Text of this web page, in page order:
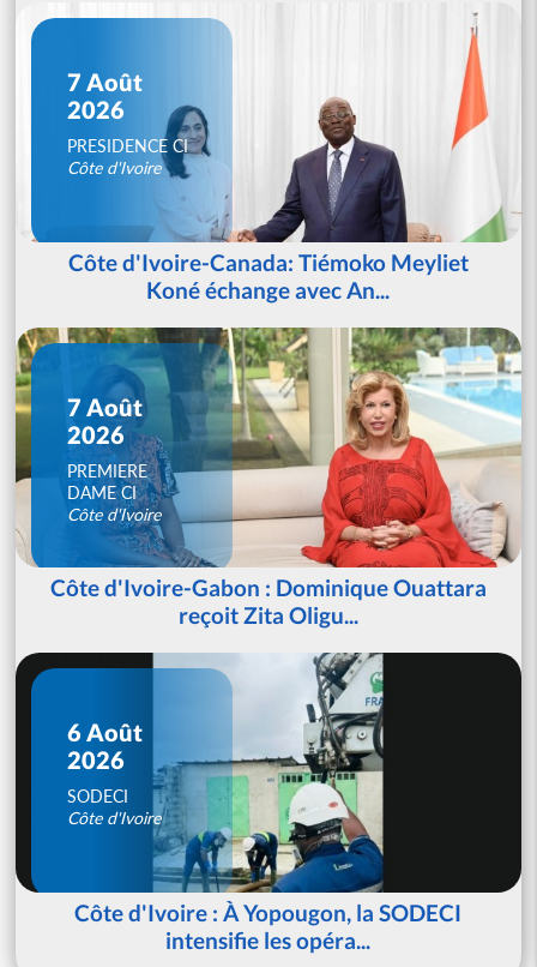
7 Août
2026
PRESIDENCE CI
Côte d'Ivoire
Côte d'Ivoire-Canada: Tiémoko Meyliet
Koné échange avec An...
7 Août
2026
PREMIERE
DAME CI
Côte d'Ivoire
Côte d'Ivoire-Gabon : Dominique Ouattara
reçoit Zita Oligu...
6 Août
2026
SODECI
Côte d'Ivoire
Côte d'Ivoire : À Yopougon, la SODECI
intensifie les opéra...